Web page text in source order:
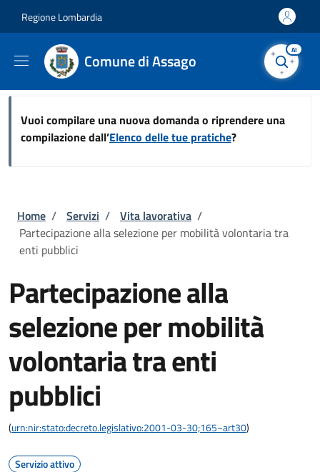
Regione Lombardia
Comune di Assago
AI
Vuoi compilare una nuova domanda o riprendere una
compilazione dall’Elenco delle tue pratiche?
Briciole di pane
Home / Servizi / Vita lavorativa /
Partecipazione alla selezione per mobilità volontaria tra
enti pubblici
Partecipazione alla
selezione per mobilità
volontaria tra enti
pubblici
(urn:nir:stato:decreto.legislativo:2001-03-30;165~art30)
Servizio attivo